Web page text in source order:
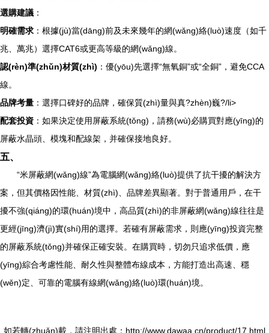
選購建議 ：
明確需求 ：根據(jù)當(dāng)前及未來幾年的網(wǎng)絡(luò)速度（如千
兆、萬兆）選擇CAT6或更高等級的網(wǎng)線。
認(rèn)準(zhǔn)材質(zhì) ：優(yōu)先選擇“無氧銅”或“全銅”，避免CCA
線。
品牌考量 ：選擇口碑好的品牌，確保質(zhì)量與真?zhèn)巍?/li>
配套投資 ：如果決定使用屏蔽系統(tǒng)，請務(wù)必購買對應(yīng)的
屏蔽水晶頭、模塊和配線架，并確保接地良好。
五、
“米屏蔽網(wǎng)線”為電腦網(wǎng)絡(luò)提供了抗干擾的解決方
案，但其價格因性能、材質(zhì)、品牌差異顯著。對于普通用戶，在干
擾不強(qiáng)的環(huán)境中，高品質(zhì)的非屏蔽網(wǎng)線往往是
更經(jīng)濟(jì)實(shí)用的選擇。若確有屏蔽需求，則應(yīng)投資完整
的屏蔽系統(tǒng)并確保正確安裝。在購買時，切勿只追求低價，應
(yīng)綜合考慮性能、耐久性與整體布線成本，方能打造出高速、穩
(wěn)定、可靠的電腦有線網(wǎng)絡(luò)環(huán)境。
如若轉(zhuǎn)載，請注明出處：http://www.dawaa.cn/product/17.html